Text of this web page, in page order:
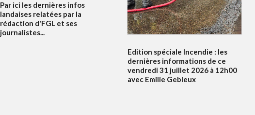
Par ici les dernières infos
landaises relatées par la
rédaction d'FGL et ses
journalistes...
Edition spéciale Incendie : les
dernières informations de ce
vendredi 31 juillet 2026 à 12h00
avec Emilie Gebleux